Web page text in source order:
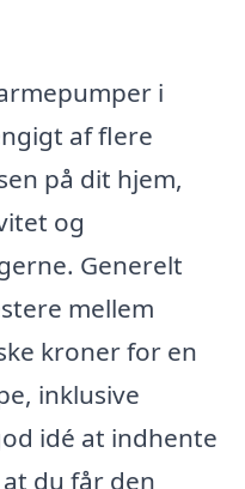
i
af flere
på dit hjem,
og
Generelt
mellem
kroner for en
inklusive
idé at indhente
du får den